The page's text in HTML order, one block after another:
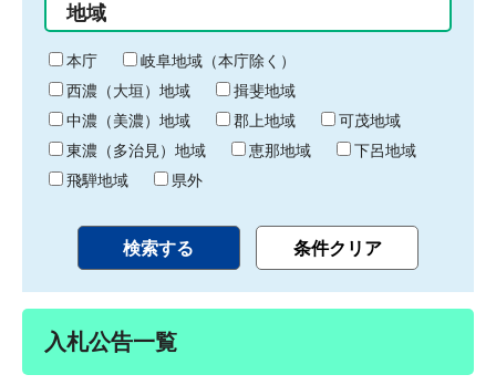
り
終
わ
り
地域
本庁
岐阜地域（本庁除く）
西濃（大垣）地域
揖斐地域
中濃（美濃）地域
郡上地域
可茂地域
東濃（多治見）地域
恵那地域
下呂地域
飛騨地域
県外
入札公告一覧